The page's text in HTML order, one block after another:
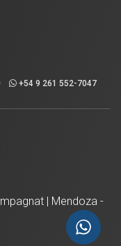
+54 9 261 552-7047
| Mendoza -